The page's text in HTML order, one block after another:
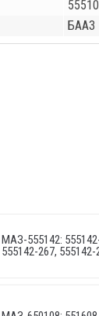
БААЗ
МАЗ-555142:
555142-267, 555142-